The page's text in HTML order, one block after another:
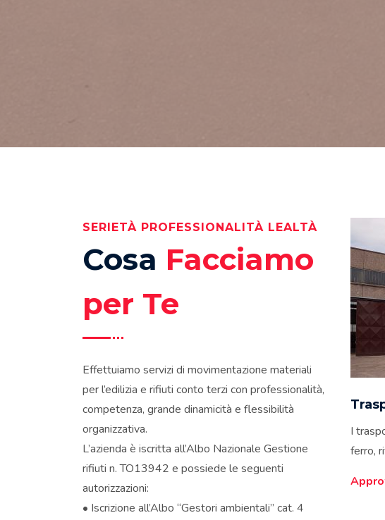
SERIETÀ PROFESSIONALITÀ LEALTÀ
Cosa Facciamo
per Te
Effettuiamo servizi di movimentazione materiali
per l’edilizia e rifiuti conto terzi con professionalità,
competenza, grande dinamicità e flessibilità
organizzativa.
L’azienda è iscritta all’Albo Nazionale Gestione
rifiuti n. TO13942 e possiede le seguenti
autorizzazioni:
• Iscrizione all’Albo “Gestori ambientali” cat. 4
I
ferro,